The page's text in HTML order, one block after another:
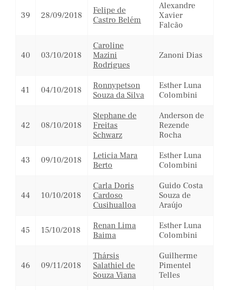
39 28/09/2018
Felipe de
Castro Belém
Alexandre
Xavier
Falcão
40 03/10/2018
Caroline
Mazini
Rodrigues
Zanoni Dias
41 04/10/2018
Ronnypetson
Souza da Silva
Esther Luna
Colombini
42 08/10/2018
Stephane de
Freitas
Schwarz
Anderson de
Rezende
Rocha
43 09/10/2018
Leticia Mara
Berto
Esther Luna
Colombini
44 10/10/2018
Carla Doris
Cardoso
Cusihualloa
Guido Costa
Souza de
Araújo
45 15/10/2018
Renan Lima
Baima
Esther Luna
Colombini
46 09/11/2018
Thársis
Salathiel de
Souza Viana
Guilherme
Pimentel
Telles